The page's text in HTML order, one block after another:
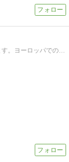
ドイツ・ミュンヘンで２児のママをしています。ヨーロッパでの幼児教育や、馬と子供のほっこり話など。ぜひ遊びに来てみて下さい。